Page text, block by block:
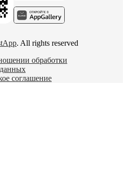
. All rights reserved
обработки
соглашение